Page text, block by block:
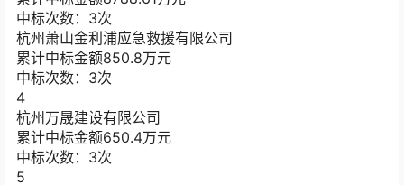
中标次数：3次
杭州萧山金利浦应急救援有限公司
累计中标金额850.8万元
中标次数：3次
4
杭州万晟建设有限公司
累计中标金额650.4万元
中标次数：3次
5